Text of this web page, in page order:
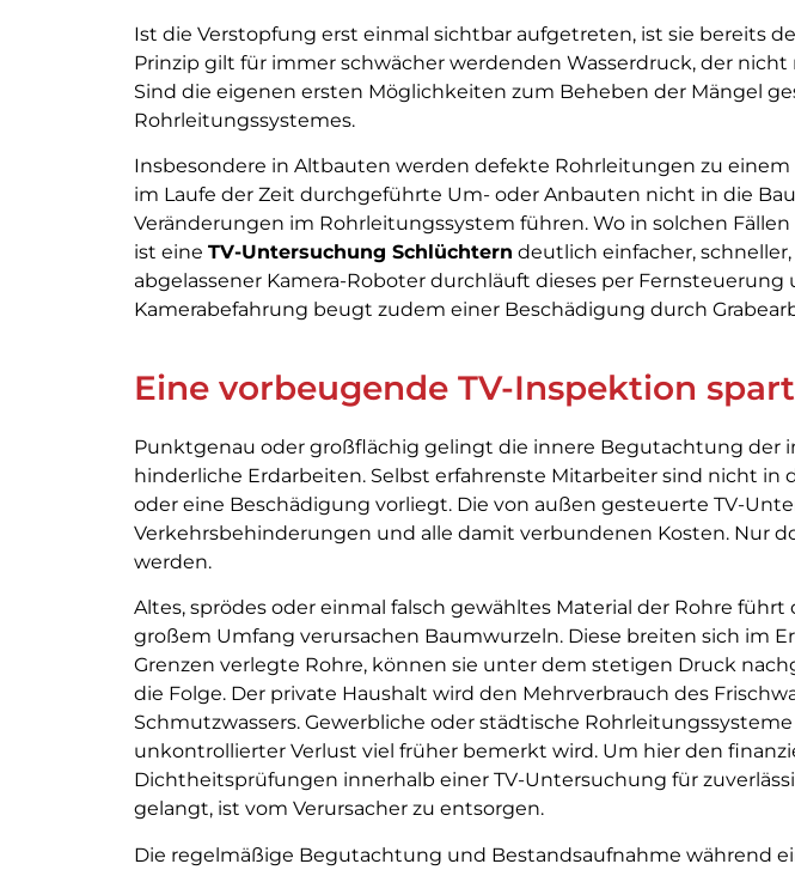
Ist die Verstopfung erst einmal sichtbar aufgetreten, ist sie bereits
Prinzip gilt für immer schwächer werdenden Wasserdruck, der
Sind die eigenen ersten Möglichkeiten zum Beheben der Mängel
Rohrleitungssystemes.
Insbesondere in Altbauten werden defekte Rohrleitungen zu
im Laufe der Zeit durchgeführte Um- oder Anbauten nicht in die
Veränderungen im Rohrleitungssystem führen. Wo in solchen
ist eine TV-Untersuchung Schlüchtern deutlich einfacher,
abgelassener Kamera-Roboter durchläuft dieses per
Kamerabefahrung beugt zudem einer Beschädigung durch
Eine vorbeugende TV-Inspektion
Punktgenau oder großflächig gelingt die innere Begutachtung der
hinderliche Erdarbeiten. Selbst erfahrenste Mitarbeiter sind nicht in
oder eine Beschädigung vorliegt. Die von außen gesteuerte TV-
Verkehrsbehinderungen und alle damit verbundenen Kosten. Nur
werden.
Altes, sprödes oder einmal falsch gewähltes Material der Rohre
großem Umfang verursachen Baumwurzeln. Diese breiten sich im
Grenzen verlegte Rohre, können sie unter dem stetigen Druck
die Folge. Der private Haushalt wird den Mehrverbrauch des
Schmutzwassers. Gewerbliche oder städtische
unkontrollierter Verlust viel früher bemerkt wird. Um hier den
Dichtheitsprüfungen innerhalb einer TV-Untersuchung für
gelangt, ist vom Verursacher zu entsorgen.
Die regelmäßige Begutachtung und Bestandsaufnahme während